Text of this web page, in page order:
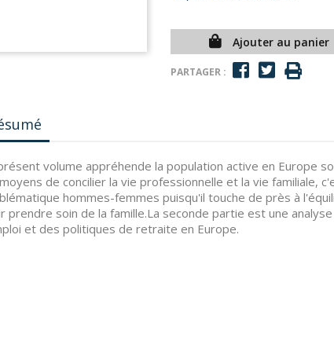
Ajouter au panier
PARTAGER :
volume appréhende la population active en Europe
de concilier la vie professionnelle et la vie familiale,
hommes-femmes puisqu'il touche de près à
prendre soin de la famille.La seconde partie est une
et des politiques de retraite en Europe.